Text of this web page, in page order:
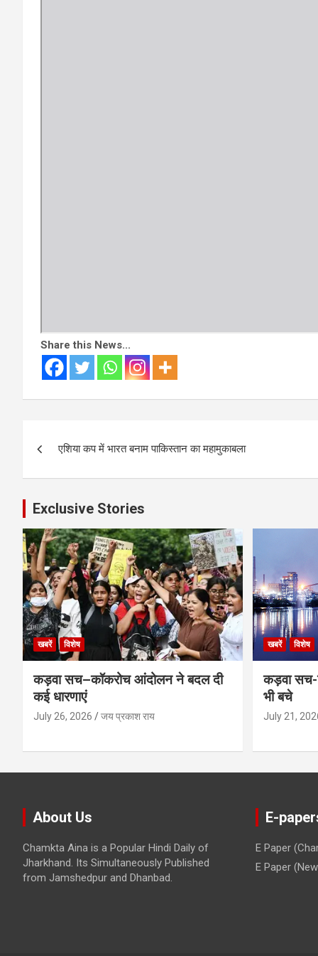
Share this News...
navigation
एशिया कप में भारत बनाम पाकिस्तान का महामुकाबला
Exclusive Stories
खबरें विशेष
कड़वा सच–कॉकरोच आंदोलन ने बदल दी
कई धारणाएं
July 26, 2026 जय प्रकाश राय
खबरें विशेष
कड़वा सच-
भी बचे
July 21,
About Us
Chamkta Aina is a Popular Hindi Daily of
Jharkhand. Its Simultaneously Published
from Jamshedpur and Dhanbad.
E-
E Paper
E Paper